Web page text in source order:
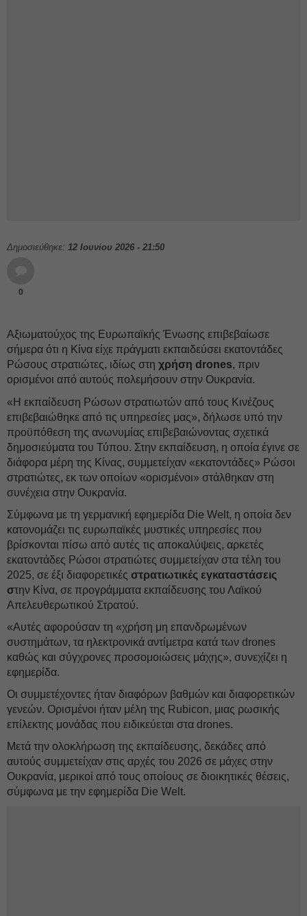
Δημοσιεύθηκε: 12 Ιουνίου 2026 - 21:50
0
Αξιωματούχος της Ευρωπαϊκής Ένωσης επιβεβαίωσε
σήμερα ότι η Κίνα είχε πράγματι εκπαιδεύσει εκατοντάδες
Ρώσους στρατιώτες, ιδίως στη χρήση drones, πριν
ορισμένοι από αυτούς πολεμήσουν στην Ουκρανία.
«Η εκπαίδευση Ρώσων στρατιωτών από τους Κινέζους
επιβεβαιώθηκε από τις υπηρεσίες μας», δήλωσε υπό την
προϋπόθεση της ανωνυμίας επιβεβαιώνοντας σχετικά
δημοσιεύματα του Τύπου. Στην εκπαίδευση, η οποία έγινε σε
διάφορα μέρη της Κίνας, συμμετείχαν «εκατοντάδες» Ρώσοι
στρατιώτες, εκ των οποίων «ορισμένοι» στάλθηκαν στη
συνέχεια στην Ουκρανία.
Σύμφωνα με τη γερμανική εφημερίδα Die Welt, η οποία δεν
κατονομάζει τις ευρωπαϊκές μυστικές υπηρεσίες που
βρίσκονται πίσω από αυτές τις αποκαλύψεις, αρκετές
εκατοντάδες Ρώσοι στρατιώτες συμμετείχαν στα τέλη του
2025, σε έξι διαφορετικές στρατιωτικές εγκαταστάσεις
στην Κίνα, σε προγράμματα εκπαίδευσης του Λαϊκού
Απελευθερωτικού Στρατού.
«Αυτές αφορούσαν τη «χρήση μη επανδρωμένων
συστημάτων, τα ηλεκτρονικά αντίμετρα κατά των drones
καθώς και σύγχρονες προσομοιώσεις μάχης», συνεχίζει η
εφημερίδα.
Οι συμμετέχοντες ήταν διαφόρων βαθμών και διαφορετικών
γενεών. Ορισμένοι ήταν μέλη της Rubicon, μιας ρωσικής
επίλεκτης μονάδας που ειδικεύεται στα drones.
Μετά την ολοκλήρωση της εκπαίδευσης, δεκάδες από
αυτούς συμμετείχαν στις αρχές του 2026 σε μάχες στην
Ουκρανία, μερικοί από τους οποίους σε διοικητικές θέσεις,
σύμφωνα με την εφημερίδα Die Welt.